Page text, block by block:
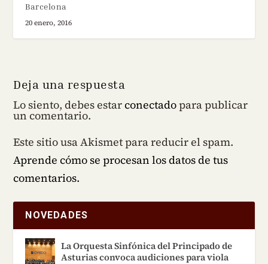
Barcelona
20 enero, 2016
Deja una respuesta
Lo siento, debes estarconectadopara publicar
un comentario.
Este sitio usa Akismet para reducir el spam.
Aprende cómo se procesan los datos de tus
comentarios.
NOVEDADES
La Orquesta Sinfónica del Principado de
Asturias convoca audiciones para viola